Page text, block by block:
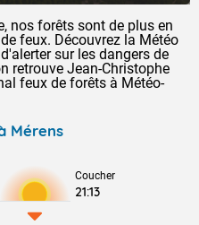
nos forêts sont de plus en
feux. Découvrez la Météo
sur les dangers de
retrouve Jean-Christophe
feux de forêts à Météo-
Mérens
Coucher
21:13